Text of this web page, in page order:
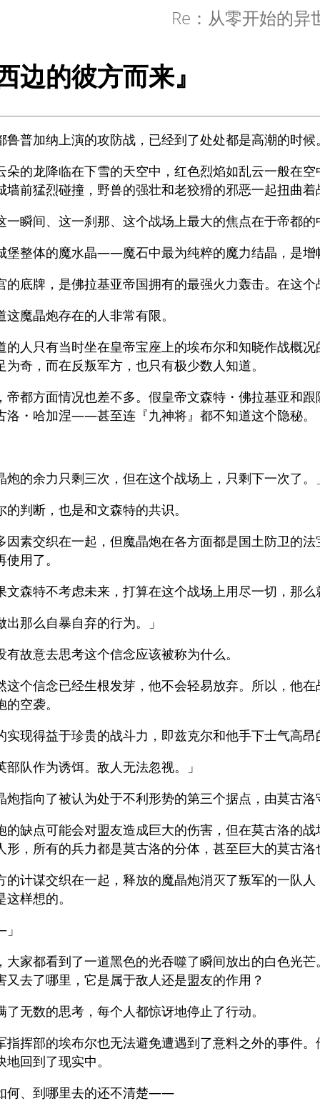
Re：从零开始的异
边的彼方而来』
普加纳上演的攻防战，已经到了处处都是高潮的时候
朵的龙降临在下雪的天空中，红色烈焰如乱云一般在
墙前猛烈碰撞，野兽的强壮和老狡猾的邪恶一起扭曲
一瞬间、这一刹那、这个战场上最大的焦点在于帝都
堡整体的魔水晶——魔石中最为纯粹的魔力结晶，是增
的底牌，是佛拉基亚帝国拥有的最强火力轰击。在这
这魔晶炮存在的人非常有限。
的人只有当时坐在皇帝宝座上的埃布尔和知晓作战概
为奇，而在反叛军方，也只有极少数人知道。
帝都方面情况也差不多。假皇帝文森特・佛拉基亚和
洛・哈加涅——甚至连『九神将』都不知道这个隐秘。
的余力只剩三次，但在这个战场上，只剩下一次了。
的判断，也是和文森特的共识。
因素交织在一起，但魔晶炮在各方面都是国土防卫的
用了。
文森特不考虑未来，打算在这个战场上用尽一切，那
出那么自暴自弃的行为。」
有故意去思考这个信念应该被称为什么。
这个信念已经生根发芽，他不会轻易放弃。所以，他
空袭。
实现得益于珍贵的战斗力，即兹克尔和他手下士气高
队作为诱饵。敌人无法忽视。」
炮指向了被认为处于不利形势的第三个据点，由莫古
的缺点可能会对盟友造成巨大的伤害，但在莫古洛的
形，所有的兵力都是莫古洛的分体，甚至巨大的莫古
的计谋交织在一起，释放的魔晶炮消灭了叛军的一队
样想的。
大家都看到了一道黑色的光吞噬了瞬间放出的白色光
又去了哪里，它是属于敌人还是盟友的作用？
了无数的思考，每个人都惊讶地停止了行动。
指挥部的埃布尔也无法避免遭遇到了意料之外的事件
回到了现实中。
何、到哪里去的还不清楚——